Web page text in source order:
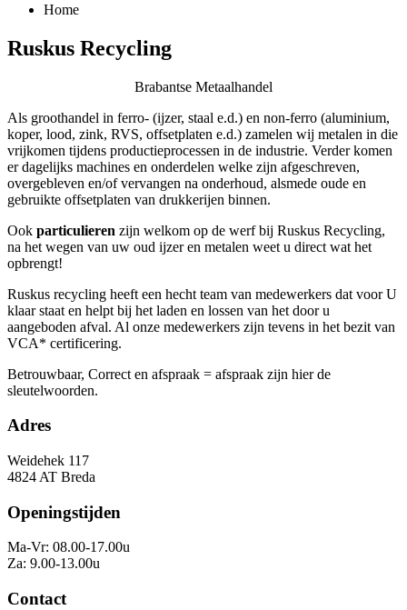
Home
Ruskus Recycling
Brabantse Metaalhandel
Als groothandel in ferro- (ijzer, staal e.d.) en non-ferro (aluminium,
koper, lood, zink, RVS, offsetplaten e.d.) zamelen wij metalen in die
vrijkomen tijdens productieprocessen in de industrie. Verder komen
er dagelijks machines en onderdelen welke zijn afgeschreven,
overgebleven en/of vervangen na onderhoud, alsmede oude en
gebruikte offsetplaten van drukkerijen binnen.
Ook particulieren zijn welkom op de werf bij Ruskus Recycling,
na het wegen van uw oud ijzer en metalen weet u direct wat het
opbrengt!
Ruskus recycling heeft een hecht team van medewerkers dat voor U
klaar staat en helpt bij het laden en lossen van het door u
aangeboden afval. Al onze medewerkers zijn tevens in het bezit van
VCA* certificering.
Betrouwbaar, Correct en afspraak = afspraak zijn hier de
sleutelwoorden.
Adres
Weidehek 117
4824 AT Breda
Openingstijden
Ma-Vr: 08.00-17.00u
Za: 9.00-13.00u
Contact